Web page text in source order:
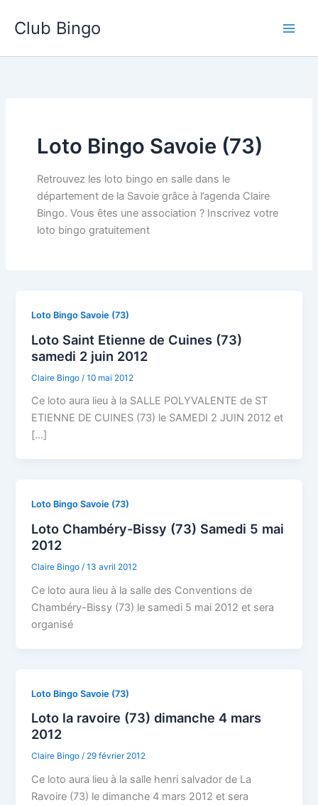
Club Bingo
Loto Bingo Savoie (73)
Retrouvez les loto bingo en salle dans le
département de la Savoie grâce à l’agenda Claire
Bingo. Vous êtes une association ? Inscrivez votre
loto bingo gratuitement
Loto Bingo Savoie (73)
Loto Saint Etienne de Cuines (73)
samedi 2 juin 2012
Claire Bingo /10 mai 2012
Ce loto aura lieu à la SALLE POLYVALENTE de ST
ETIENNE DE CUINES (73) le SAMEDI 2 JUIN 2012 et
[…]
Loto Bingo Savoie (73)
Loto Chambéry-Bissy (73) Samedi 5 mai
2012
Claire Bingo/13 avril 2012
Ce loto aura lieu à la salle des Conventions de
Chambéry-Bissy (73) le samedi 5 mai 2012 et sera
organisé
Loto Bingo Savoie (73)
Loto la ravoire (73) dimanche 4 mars
2012
Claire Bingo/ 29 février 2012
Ce loto aura lieu à la salle henri salvador de La
Ravoire (73) le dimanche 4 mars 2012 et sera